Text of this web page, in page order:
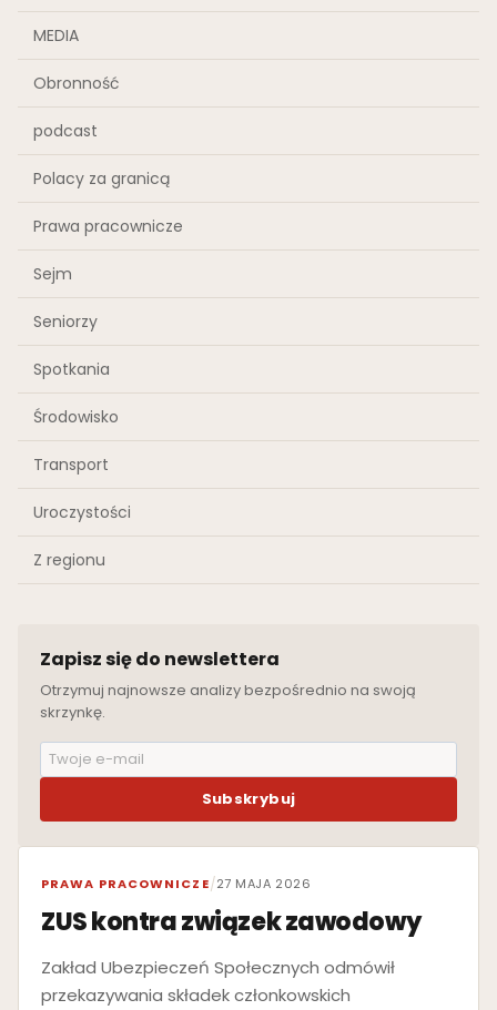
MEDIA
Obronność
podcast
Polacy za granicą
Prawa pracownicze
Sejm
Seniorzy
Spotkania
Środowisko
Transport
Uroczystości
Z regionu
Zapisz się do newslettera
Otrzymuj najnowsze analizy bezpośrednio na swoją
skrzynkę.
Subskrybuj
PRAWA PRACOWNICZE/27 MAJA 2026
ZUS kontra związek zawodowy
Zakład Ubezpieczeń Społecznych odmówił
przekazywania składek członkowskich